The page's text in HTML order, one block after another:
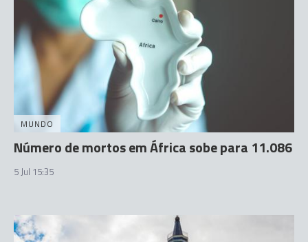
MUNDO
Número de mortos em África sobe para 11.086
5 Jul 15:35